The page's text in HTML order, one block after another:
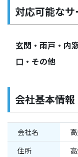
対応可能なサ
玄関・雨戸・内
口・その他
会社基本情報
会社名
住所